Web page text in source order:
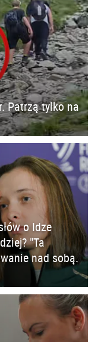
Patrzą tylko na
o Idze
"Ta
nad sobą.